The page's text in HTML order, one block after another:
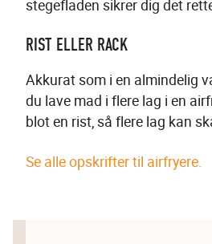
stegefladen sikrer dig det
RIST ELLER RACK
Akkurat som i en almindelig
du lave mad i flere lag i en
blot en rist, så flere lag kan
Se alle opskrifter til airfryere.